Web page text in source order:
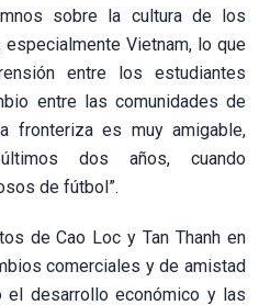
sobre la cultura de los
Vietnam, lo que
entre los estudiantes
entre las comunidades de
fronteriza es muy amigable,
dos años, cuando
de fútbol”.
de Cao Loc y Tan Thanh en
comerciales y de amistad
el desarrollo económico y las